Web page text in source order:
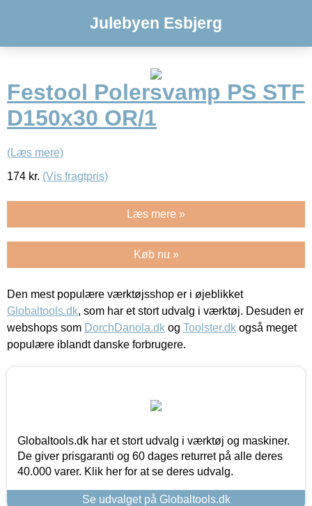
Julebyen Esbjerg
Festool Polersvamp PS STF
D150x30 OR/1
(Læs mere)
174 kr. (Vis fragtpris)
Læs mere »
Køb nu »
Den mest populære værktøjsshop er i øjeblikket
Globaltools.dk, som har et stort udvalg i værktøj. Desuden er
webshops som DorchDanola.dk og Toolster.dk også meget
populære iblandt danske forbrugere.
Globaltools.dk har et stort udvalg i værktøj og maskiner.
De giver prisgaranti og 60 dages returret på alle deres
40.000 varer. Klik her for at se deres udvalg.
Se udvalget på Globaltools.dk